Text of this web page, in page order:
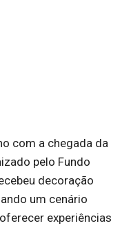
com a chegada da
pelo Fundo
decoração
um cenário
experiências